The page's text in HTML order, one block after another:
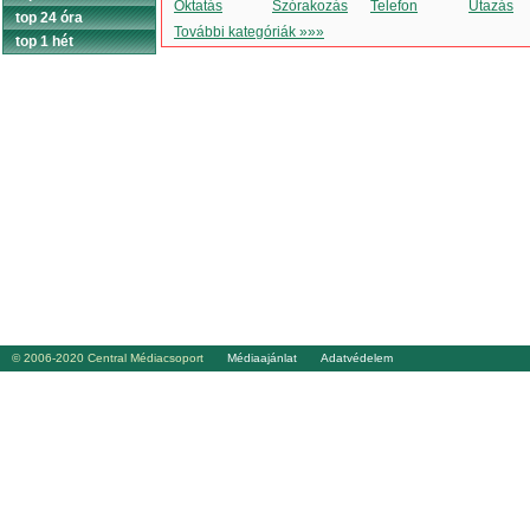
Oktatás
Szórakozás Telefon Utazás
További kategóriák »»»
top 24 óra
top 1 hét
© 2006-2020 Central Médiacsoport Médiaajánlat Adatvédelem